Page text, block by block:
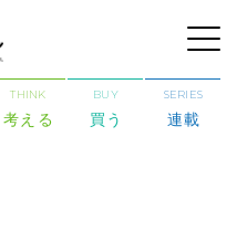
THINK
考える
BUY
買う
SERIES
連載